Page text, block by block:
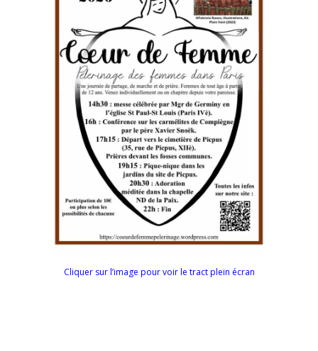
Cliquer sur l’image pour voir le tract plein écran